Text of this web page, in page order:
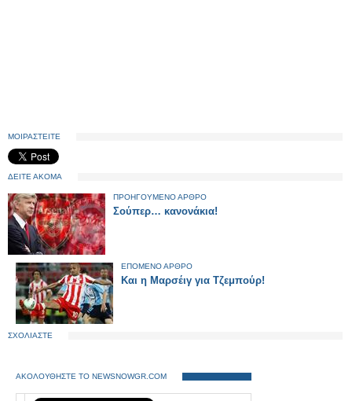
ΜΟΙΡΑΣΤΕΙΤΕ
ΔΕΙΤΕ ΑΚΟΜΑ
ΠΡΟΗΓΟΥΜΕΝΟ ΑΡΘΡΟ
Σούπερ… κανονάκια!
ΕΠΟΜΕΝΟ ΑΡΘΡΟ
Kαι η Μαρσέιγ για Τζεμπούρ!
ΣΧΟΛΙΑΣΤΕ
ΑΚΟΛΟΥΘΗΣΤΕ ΤΟ NEWSNOWGR.COM